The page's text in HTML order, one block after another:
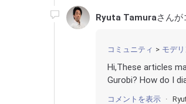
Ryuta Tamuraさんが
コミュニティ モデ
Hi,These articles
Gurobi? How do I
コメントを表示